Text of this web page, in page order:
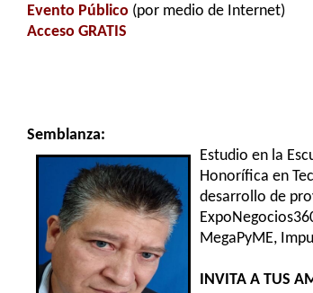
Evento Público (por medio de Internet)
Acceso GRATIS
Semblanza:
Estudio en la
Honorífica en
desarrollo de
MegaPyME,
INVITA A TUS